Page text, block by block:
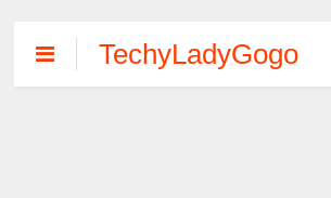
TechyLadyGogo